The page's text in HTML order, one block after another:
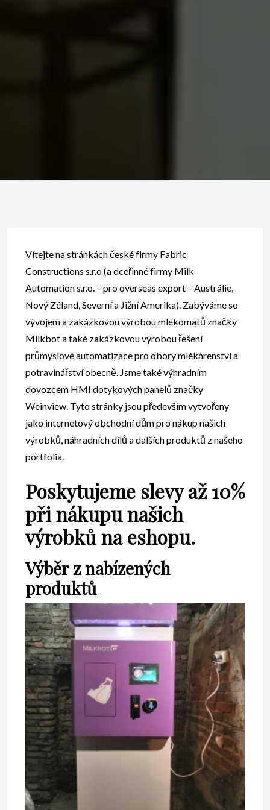
Vítejte na stránkách české firmy Fabric
Constructions s.r.o (a dceřinné firmy Milk
Automation s.r.o. – pro overseas export – Austrálie,
Nový Zéland, Severní a Jižní Amerika). Zabýváme se
vývojem a zakázkovou výrobou mlékomatů značky
Milkbot a také zakázkovou výrobou řešení
průmyslové automatizace pro obory mlékárenství a
potravinářství obecně. Jsme také výhradním
dovozcem HMI dotykových panelů značky
Weinview. Tyto stránky jsou především vytvořeny
jako internetový obchodní dům pro nákup našich
výrobků, náhradních dílů a dalších produktů z našeho
portfolia.
Poskytujeme slevy až 10%
při nákupu našich
výrobků na eshopu.
Výběr z nabízených
produktů